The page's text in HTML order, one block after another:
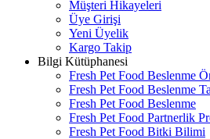
Müşteri Hikayeleri
Üye Girişi
Yeni Üyelik
Kargo Takip
Bilgi Kütüphanesi
Fresh Pet Food Beslenme
Fresh Pet Food Beslenme
Fresh Pet Food Beslenme
Fresh Pet Food Partnerlik
Fresh Pet Food Bitki Bilimi